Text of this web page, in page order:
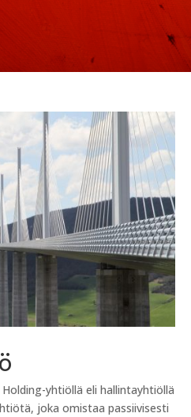
yhtiöllä eli hallintayhtiöllä
joka omistaa passiivisesti